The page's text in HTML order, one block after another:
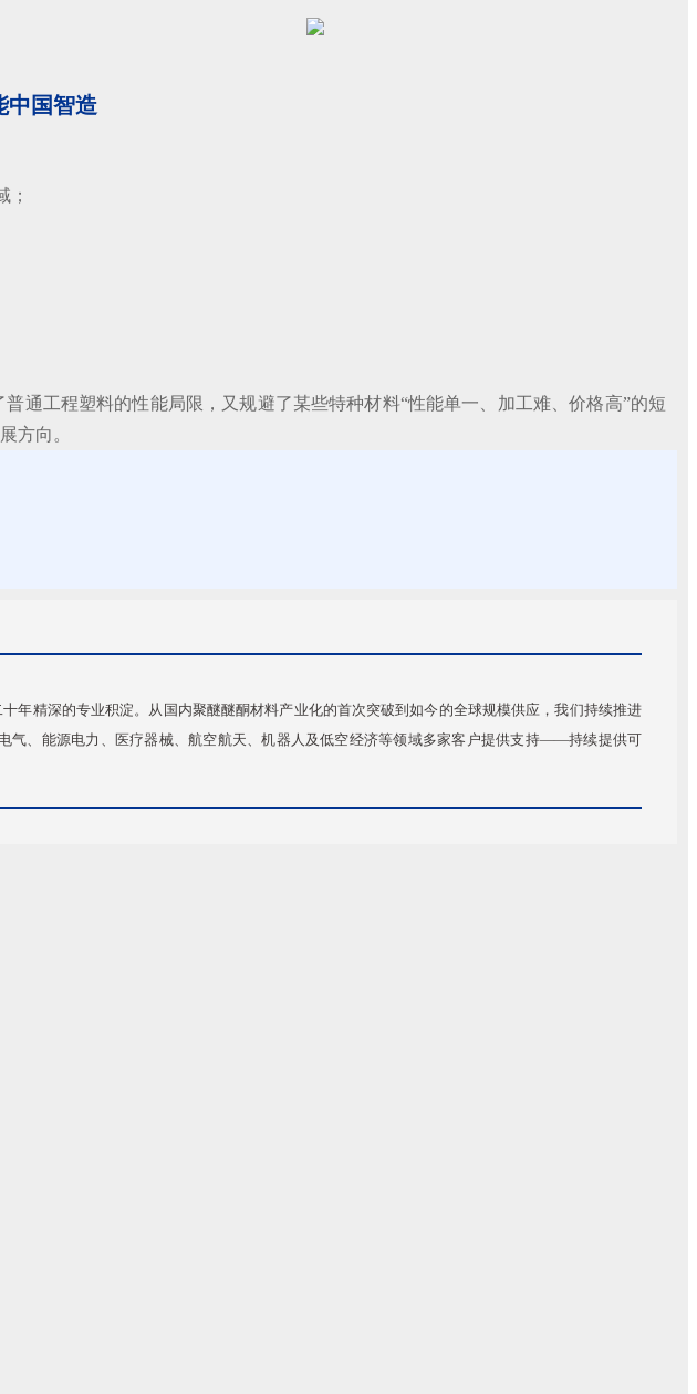
中国智造
；
工程塑料的性能局限，又规避了某些特种材料“性能单一、加工难、价格高”的短
方向。
年精深的专业积淀。从国内聚醚醚酮材料产业化的首次突破到如今的全球规模供应，我们持续推进
气、能源电力、医疗器械、航空航天、机器人及低空经济等领域多家客户提供支持——持续提供可